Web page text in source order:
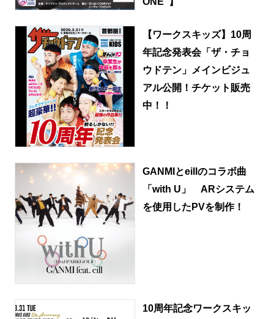
【ワークスキッズ】10周
年記念発表会「ザ・チョ
ウドテン」メインビジュ
アル公開！チケット販売
中！！
GANMIとeillのコラボ曲
「with U」 ARシステム
を使用したPVを制作！
10周年記念ワークスキッ